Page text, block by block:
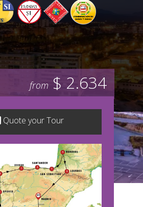
from $ 2.634
Quote your Tour